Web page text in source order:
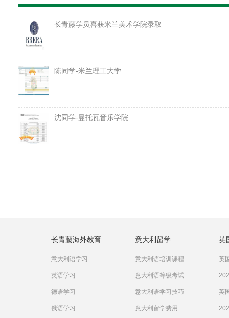
长青藤学员喜获米兰美术学院录取
陈同学-米兰理工大学
沈同学-曼托瓦音乐学院
长青藤海外教育
意大利语学习
英语学习
德语学习
俄语学习
意大利留学
意大利语培训课程
意大利语等级考试
意大利语学习技巧
意大利留学费用
英
英
英